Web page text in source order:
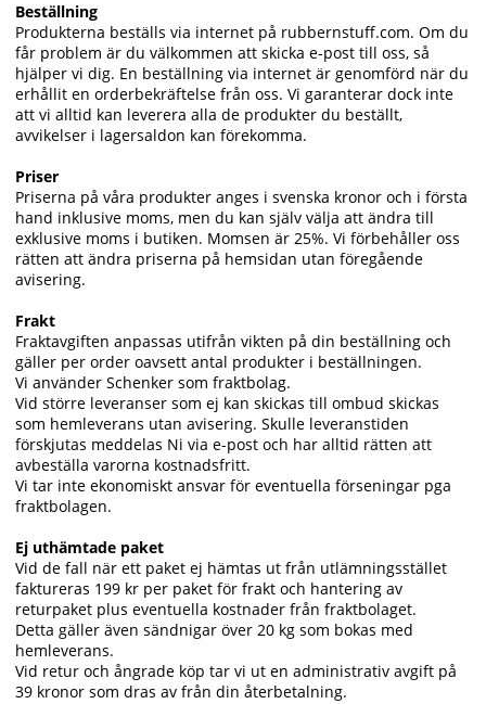
Beställning
Produkterna beställs via internet på rubbernstuff.com. Om du
får problem är du välkommen att skicka e-post till oss, så
hjälper vi dig. En beställning via internet är genomförd när du
erhållit en orderbekräftelse från oss. Vi garanterar dock inte
att vi alltid kan leverera alla de produkter du beställt,
avvikelser i lagersaldon kan förekomma.
Priser
Priserna på våra produkter anges i svenska kronor och i första
hand inklusive moms, men du kan själv välja att ändra till
exklusive moms i butiken. Momsen är 25%. Vi förbehåller oss
rätten att ändra priserna på hemsidan utan föregående
avisering.
Frakt
Fraktavgiften anpassas utifrån vikten på din beställning och
gäller per order oavsett antal produkter i beställningen.
Vi använder Schenker som fraktbolag.
Vid större leveranser som ej kan skickas till ombud skickas
som hemleverans utan avisering. Skulle leveranstiden
förskjutas meddelas Ni via e-post och har alltid rätten att
avbeställa varorna kostnadsfritt.
Vi tar inte ekonomiskt ansvar för eventuella förseningar pga
fraktbolagen.
Ej uthämtade paket
Vid de fall när ett paket ej hämtas ut från utlämningsstället
faktureras 199 kr per paket för frakt och hantering av
returpaket plus eventuella kostnader från fraktbolaget.
Detta gäller även sändnigar över 20 kg som bokas med
hemleverans.
Vid retur och ångrade köp tar vi ut en administrativ avgift på
39 kronor som dras av från din återbetalning.